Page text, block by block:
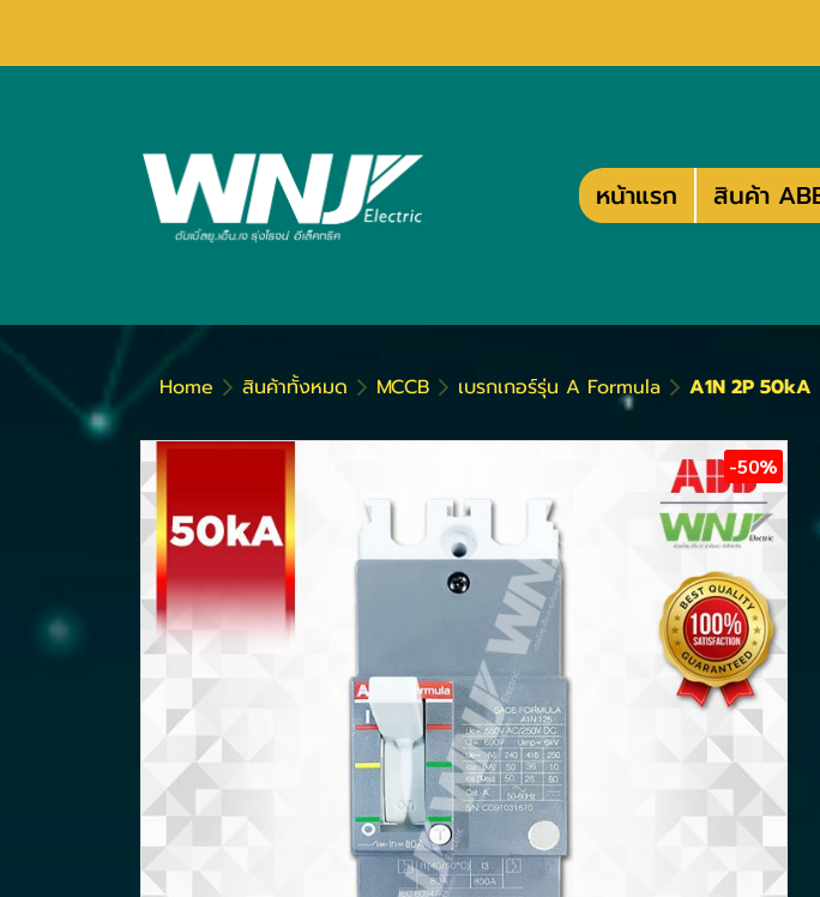
หน้าแรก สินค้า
Home สินค้าทั้งหมด MCCB เบรกเกอร์รุ่น A Formula A1N 2P 50kA
-50%